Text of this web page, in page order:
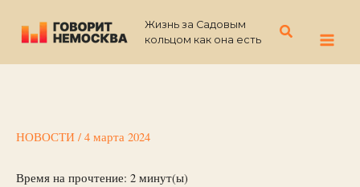
содержимому
Жизнь за Садовым
кольцом как она есть
Поиск
НОВОСТИ / 4 марта 2024
Время на прочтение: 2 минут(ы)